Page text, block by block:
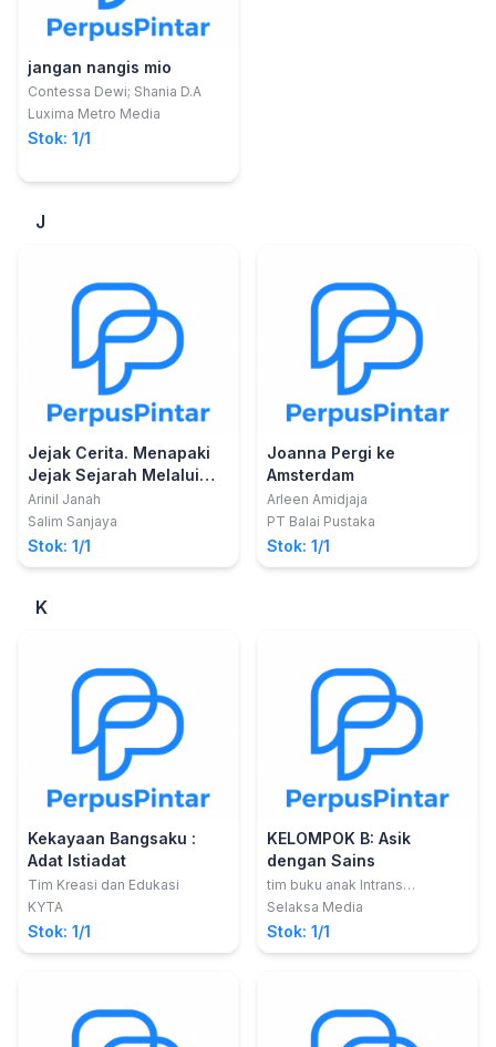
jangan nangis mio
Contessa Dewi; Shania D.A
Luxima Metro Media
Stok: 1/1
J
Jejak Cerita. Menapaki
Jejak Sejarah Melalui
Halaman-Halaman Buku
Arinil Janah
Salim Sanjaya
Stok: 1/1
Joanna Pergi ke
Amsterdam
Arleen Amidjaja
PT Balai Pustaka
Stok: 1/1
K
Kekayaan Bangsaku :
Adat Istiadat
Tim Kreasi dan Edukasi
KYTA
Stok: 1/1
KELOMPOK B: Asik
dengan Sains
tim buku anak Intrans
Publishing
Selaksa Media
Stok: 1/1